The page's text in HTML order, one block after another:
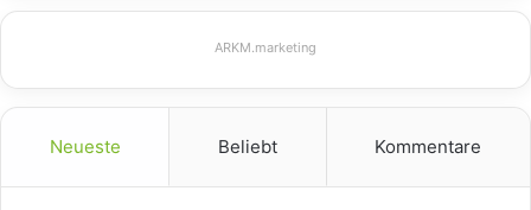
ARKM.marketing
Neueste Beliebt Kommentare